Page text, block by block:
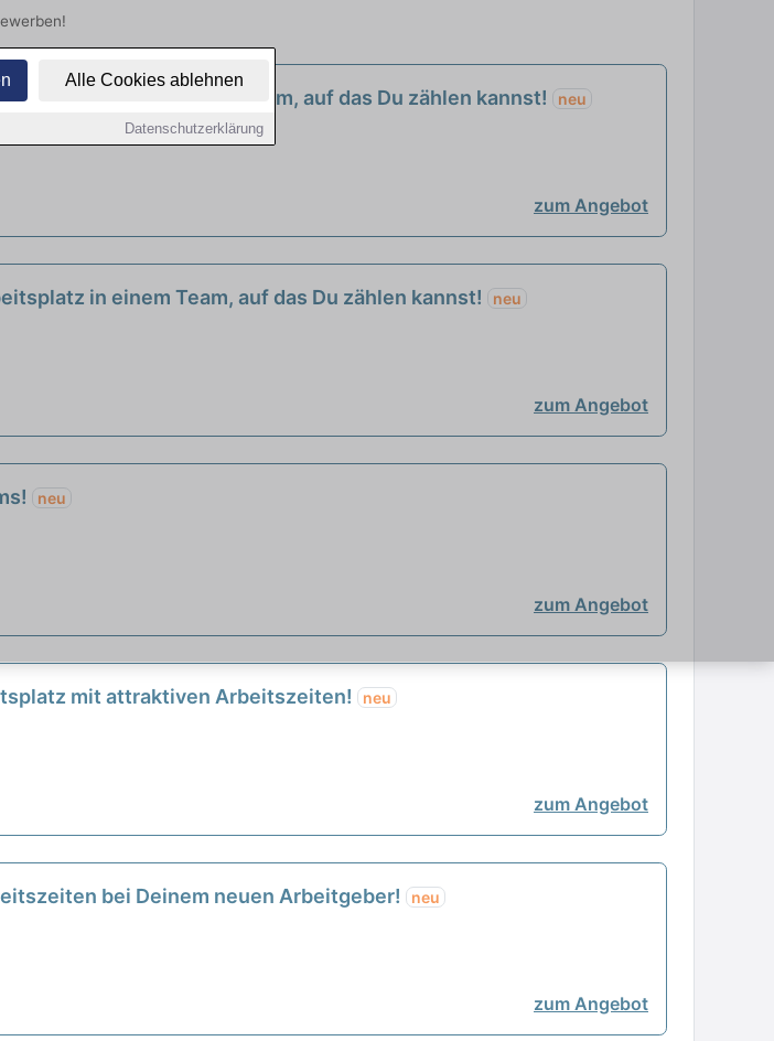
Alle Cookies ablehnen
Datenschutzerklärung
Arbeitsplatz in einem Team, auf das Du zählen kannst! neu
zum Angebot
in einem Team, auf das Du zählen kannst! neu
zum Angebot
neu
zum Angebot
mit attraktiven Arbeitszeiten! neu
zum Angebot
bei Deinem neuen Arbeitgeber! neu
zum Angebot